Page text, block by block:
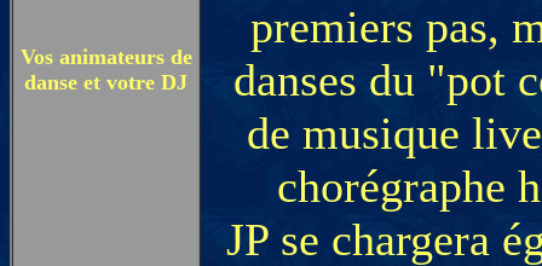
Vos animateurs de
danse et votre DJ
premiers pas,
danses du "pot
de musique
chorégraphe
JP se chargera